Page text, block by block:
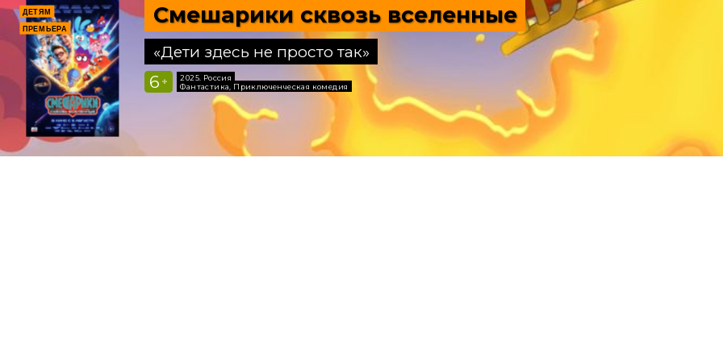
Ближайшие сеансы
15:40 400 ₽ 17:00 450 ₽ 18:00 450 ₽
19:20 450 ₽ 20:20
ДЕТЯМ
ПРЕМЬЕРА
Смешарики сквозь вселенные
«Дети здесь не просто так»
6 +
2025, Россия
Фантастика, Приключенческая комедия